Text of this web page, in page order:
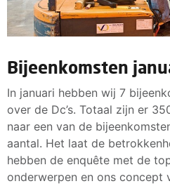
Bijeenkomsten
In januari hebben wij 7
over de Dc’s. Totaal zijn er
naar een van de
aantal. Het laat de
hebben de enquête met de
onderwerpen en ons concept